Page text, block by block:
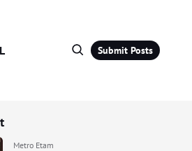
Submit Posts
Metro Etam